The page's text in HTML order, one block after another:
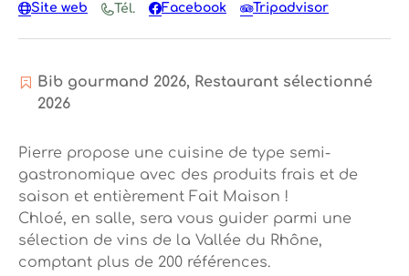
Bib gourmand 2026, Restaurant sélectionné
2026
Pierre propose une cuisine de type semi-
gastronomique avec des produits frais et de
saison et entièrement Fait Maison !
Chloé, en salle, sera vous guider parmi une
sélection de vins de la Vallée du Rhône,
comptant plus de 200 références.
Site web Tél. Facebook Tripadvisor